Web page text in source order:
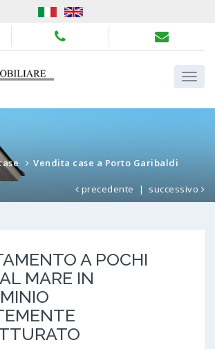
Vendita case a Porto Garibaldi
precedente | successivo
A POCHI
MARE IN